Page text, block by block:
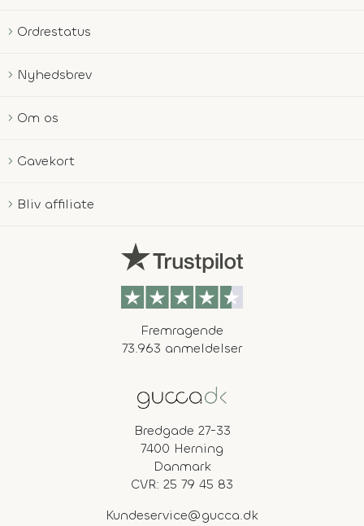
Ordrestatus
Nyhedsbrev
Om os
Gavekort
Bliv affiliate
Fremragende
73.963 anmeldelser
Bredgade 27-33
7400 Herning
Danmark
CVR: 25 79 45 83
Kundeservice@gucca.dk